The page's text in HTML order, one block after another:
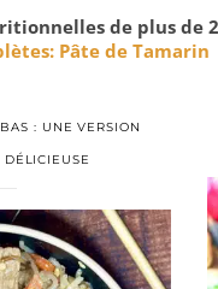
de plus de
Pâte de Tamarin
: UNE VERSION